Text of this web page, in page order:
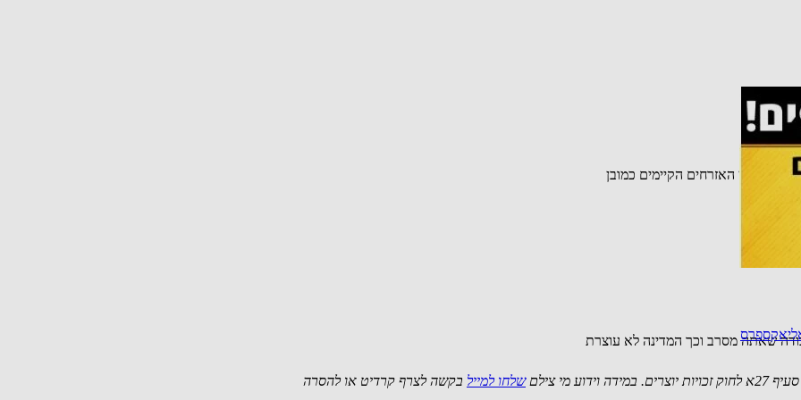
מי צילם שלחו למייל בקשה לצרף קרדיט או להסרה
על חשבון האזרחים הקיימים כמובן
שאתה מסרב וכך המדינה לא עוצרת